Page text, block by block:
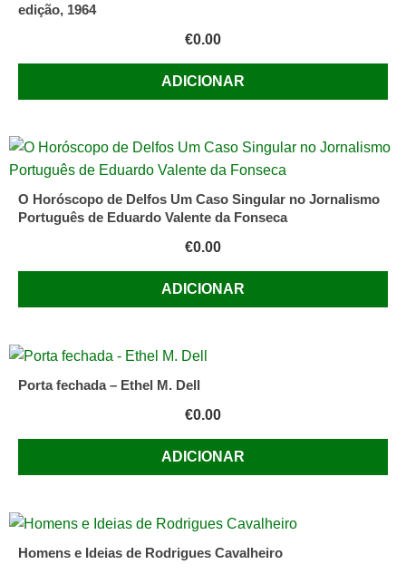
edição, 1964
€0.00
ADICIONAR
O Horóscopo de Delfos Um Caso Singular no Jornalismo
Português de Eduardo Valente da Fonseca
€0.00
ADICIONAR
Porta fechada – Ethel M. Dell
€0.00
ADICIONAR
Homens e Ideias de Rodrigues Cavalheiro